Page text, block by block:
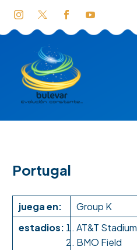
Portugal
juega en:
Group K
estadios:
AT&T Stadium
BMO Field